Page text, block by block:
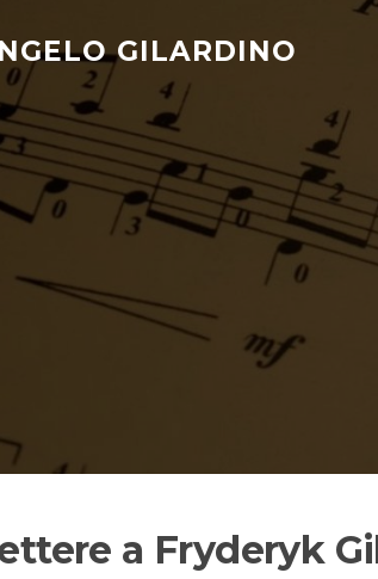
GILARDINO
a Fryderyk